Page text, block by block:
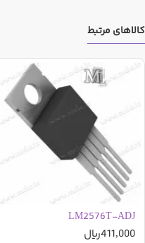
کالاهای مرتبط
LM2576T-ADJ
411,000ریال